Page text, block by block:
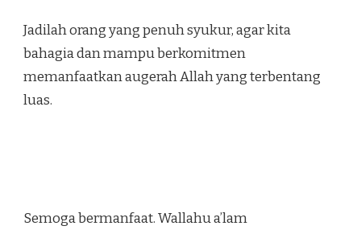
Jadilah orang yang penuh syukur, agar kita
bahagia dan mampu berkomitmen
memanfaatkan augerah Allah yang terbentang
luas.
Semoga bermanfaat. Wallahu a’lam